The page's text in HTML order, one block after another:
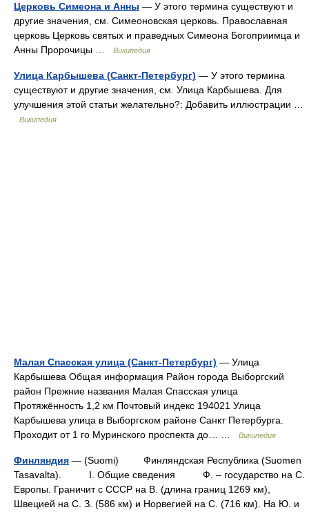
Церковь Симеона и Анны — У этого термина существуют и
другие значения, см. Симеоновская церковь. Православная
церковь Церковь святых и праведных Симеона Богоприимца и
Анны Пророчицы …
Википедия
Улица Карбышева (Санкт-Петербург) — У этого термина
существуют и другие значения, см. Улица Карбышева. Для
улучшения этой статьи желательно?: Добавить иллюстрации …
Википедия
Малая Спасская улица (Санкт-Петербург) — Улица
Карбышева Общая информация Район города Выборгский
район Прежние названия Малая Спасская улица
Протяжённость 1,2 км Почтовый индекс 194021 Улица
Карбышева улица в Выборгском районе Санкт Петербурга.
Проходит от 1 го Муринского проспекта до… …
Википедия
Финляндия — (Suomi) Финляндская Республика (Suomen
Tasavalta). I. Общие сведения Ф. – государство на С.
Европы. Граничит с СССР на В. (длина границ 1269 км),
Швецией на С. З. (586 км) и Норвегией на С. (716 км). На Ю. и